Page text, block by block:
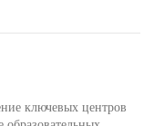
ключевых центров